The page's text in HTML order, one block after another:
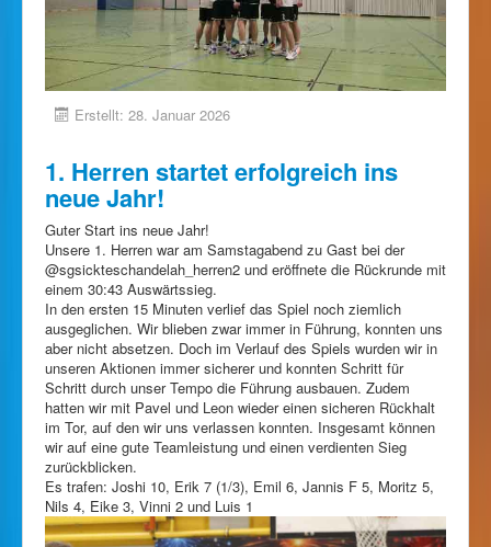
Erstellt: 28. Januar 2026
1. Herren startet erfolgreich ins
neue Jahr!
Guter Start ins neue Jahr!
Unsere 1. Herren war am Samstagabend zu Gast bei der
@sgsickteschandelah_herren2 und eröffnete die Rückrunde mit
einem 30:43 Auswärtssieg.
In den ersten 15 Minuten verlief das Spiel noch ziemlich
ausgeglichen. Wir blieben zwar immer in Führung, konnten uns
aber nicht absetzen. Doch im Verlauf des Spiels wurden wir in
unseren Aktionen immer sicherer und konnten Schritt für
Schritt durch unser Tempo die Führung ausbauen. Zudem
hatten wir mit Pavel und Leon wieder einen sicheren Rückhalt
im Tor, auf den wir uns verlassen konnten. Insgesamt können
wir auf eine gute Teamleistung und einen verdienten Sieg
zurückblicken.
Es trafen: Joshi 10, Erik 7 (1/3), Emil 6, Jannis F 5, Moritz 5,
Nils 4, Eike 3, Vinni 2 und Luis 1